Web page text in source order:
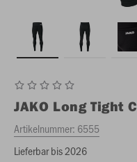
JAKO Long Tight
Artikelnummer: 6555
Lieferbar bis 2026